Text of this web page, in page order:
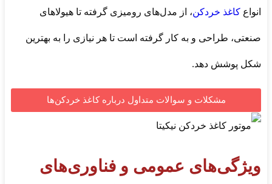
انواع کاغذ خردکن، از مدل‌های رومیزی گرفته تا هیولاهای
صنعتی، طراحی و به کار گرفته است تا هر نیازی را به بهترین
شکل پوشش دهد.
مشکلات و سوالات متداول درباره کاغذ خردکن‌ها
ویژگی‌های عمومی و فناوری‌های